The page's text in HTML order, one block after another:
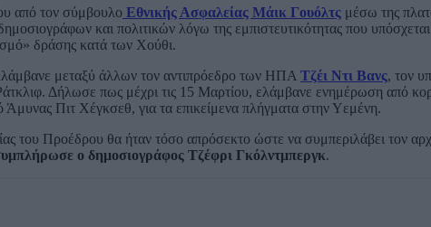
από τον σύμβουλο Εθνικής Ασφαλείας Μάικ Γουόλτς μέσω της
και πολιτικών λόγω της εμπιστευτικότητας που
δράσης κατά των Χούθι.
μεταξύ άλλων τον αντιπρόεδρο των ΗΠΑ Τζέι Ντι Βανς, τον
Δήλωσε πως μέχρι τις 15 Μαρτίου, ελάμβανε ενημέρωση από
Πιτ Χέγκσεθ, για τα επικείμενα πλήγματα στην Υεμένη.
του Προέδρου θα ήταν τόσο απρόσεκτο ώστε να συμπεριλάβει τον
ο δημοσιογράφος Τζέφρι Γκόλντμπεργκ.